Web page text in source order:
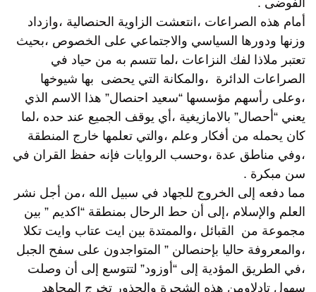
الفوضى .
أمام هذه الصراعات ،انتعشت الزاوية الحنصالية ،وازداد
وزنها ودورها السياسي والاجتماعي على الخصوص ،بحيث
تعتبر ملاذا لفك النزاعات ،لما تتسم به من حياد في
الصراعات الدائرة ،والمكانة التي يحضى بها شيوخها
،وعلى رأسهم مؤسسها “سعيد احنصال” هذا الاسم الذي
يعني “أحصال” بالامازيغية ،أي يوقف الجميع عند حده ،لما
كان يحمله من أفكار وعلم ،والتي تعلمها خارج المنطقة
،وفي مناطق عدة ،وحسب الروايات فإنه حفظ القران في
سن مبكرة .
مما دفعه إلى الخروج للجهاد في سبيل الله ،من أجل نشر
العلم والإسلام ،إلى أن حط الرحال بمنطقة “اكديم ” بين
مجموعة من القبائل ،والممتدة بين ايت عتاب وايت تكلا
،والمعروفة حاليا بإحنصالن ” المتواجدون على سفح الجبل
،في الطريق المؤدية إلى “أوزود” لتتوسع إلى أن وصلت
سهول تادلاومن هذه الشجرة والجذور تخرج المجاهد